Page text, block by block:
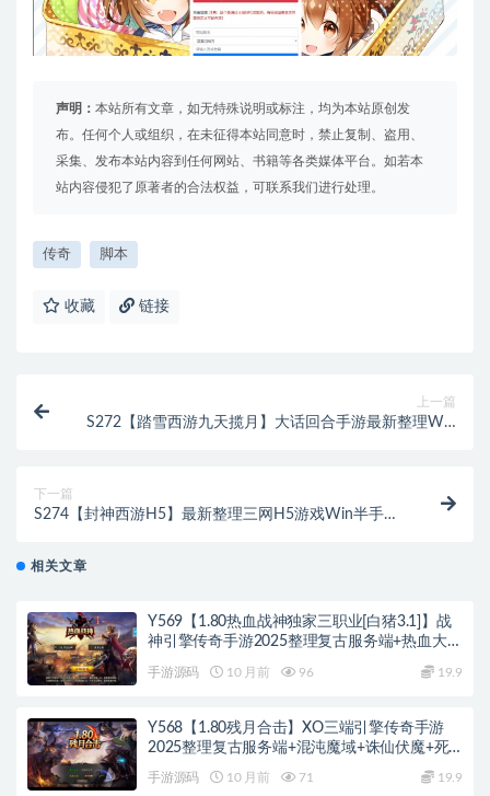
声明： 本站所有文章，如无特殊说明或标注，均为本站原创发
布。任何个人或组织，在未征得本站同意时，禁止复制、盗用、
采集、发布本站内容到任何网站、书籍等各类媒体平台。如若本
站内容侵犯了原著者的合法权益，可联系我们进行处理。
传奇 脚本
收藏 链接
上一篇
S272【踏雪西游九天揽月】大话回合手游最新整理Win
下一篇
S274【封神西游H5】最新整理三网H5游戏Win半手工
相关文章
Y569【1.80热血战神独家三职业[白猪3.1]】战
神引擎传奇手游2025整理复古服务端+热血大陆
手游源码 10 月前 96 19.9
Y568【1.80残月合击】XO三端引擎传奇手游
2025整理复古服务端+混沌魔域+诛仙伏魔+死
手游源码 10 月前 71 19.9